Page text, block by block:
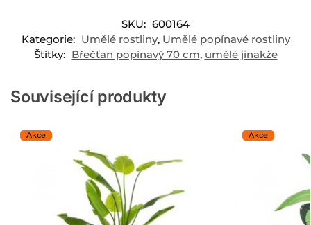
SKU: 600164
Kategorie: Umělé rostliny, Umělé popínavé rostliny
Štítky: Břečťan popínavý 70 cm, umělé jinakže
Související produkty